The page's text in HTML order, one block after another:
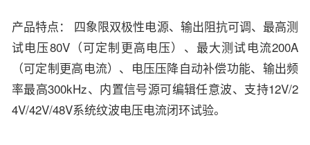
产品特点： 四象限双极性电源、输出阻抗可调、最高测
试电压80V（可定制更高电压）、最大测试电流200A
（可定制更高电流）、电压压降自动补偿功能、输出频
率最高300kHz、内置信号源可编辑任意波、支持12V/2
4V/42V/48V系统纹波电压电流闭环试验。